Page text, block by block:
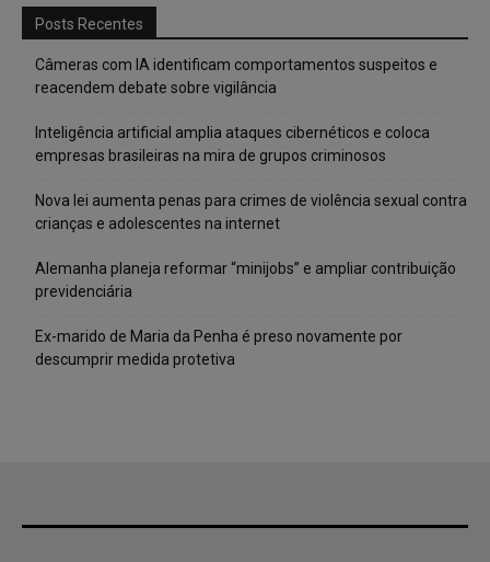
Posts Recentes
Câmeras com IA identificam comportamentos suspeitos e
reacendem debate sobre vigilância
Inteligência artificial amplia ataques cibernéticos e coloca
empresas brasileiras na mira de grupos criminosos
Nova lei aumenta penas para crimes de violência sexual contra
crianças e adolescentes na internet
Alemanha planeja reformar “minijobs” e ampliar contribuição
previdenciária
Ex-marido de Maria da Penha é preso novamente por
descumprir medida protetiva